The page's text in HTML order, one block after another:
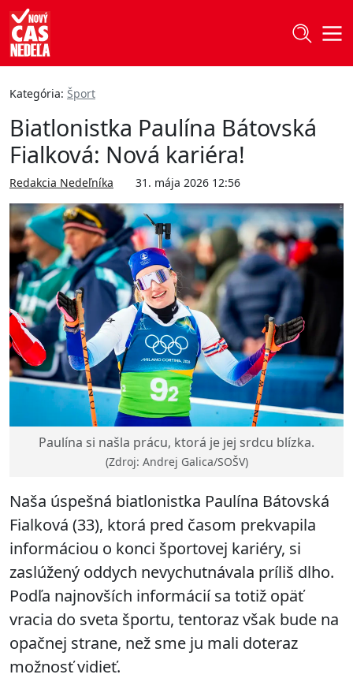
Kategória: Šport
Biatlonistka Paulína Bátovská
Fialková: Nová kariéra!
Redakcia Nedeľníka 31. mája 2026 12:56
Paulína si našla prácu, ktorá je jej srdcu blízka.
(Zdroj: Andrej Galica/SOŠV)
Naša úspešná biatlonistka Paulína Bátovská
Fialková (33), ktorá pred časom prekvapila
informáciou o konci športovej kariéry, si
zaslúžený oddych nevychutnávala príliš dlho.
Podľa najnovších informácií sa totiž opäť
vracia do sveta športu, tentoraz však bude na
opačnej strane, než sme ju mali doteraz
možnosť vidieť.